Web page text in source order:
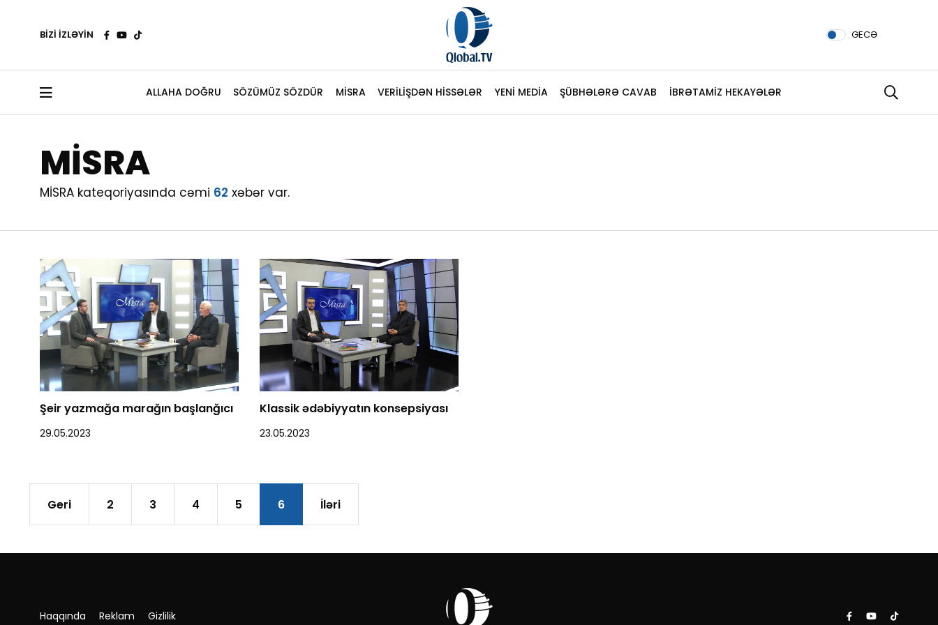
BİZİ İZLƏYİN GECƏ
ALLAHA DOĞRU SÖZÜMÜZ SÖZDÜR MİSRA VERİLİŞDƏN HİSSƏLƏR YENİ MEDİA ŞÜBHƏLƏRƏ CAVAB İBRƏTAMİZ HEKAYƏLƏR
MİSRA
MİSRA kateqoriyasında cəmi 62 xəbər var.
Şeir yazmağa marağın başlanğıcı
29.05.2023
Klassik ədəbiyyatın konsepsiyası
23.05.2023
Geri 2 3 4 5 6 İləri
Haqqında Reklam Gizlilik